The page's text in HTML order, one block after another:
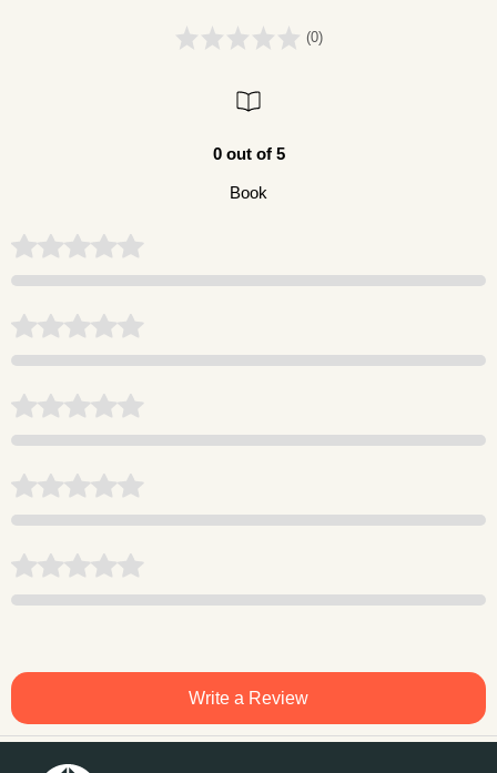
(0)
0 out of 5
Book
Write a Review